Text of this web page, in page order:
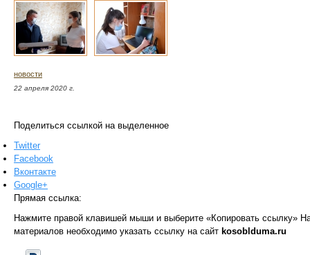
новости
22 апреля 2020 г.
Поделиться ссылкой на выделенное
Twitter
Facebook
Вконтакте
Google+
Прямая ссылка:
Нажмите правой клавишей мыши и выберите «Копировать ссылку»
материалов необходимо указать ссылку на сайт kosoblduma.ru